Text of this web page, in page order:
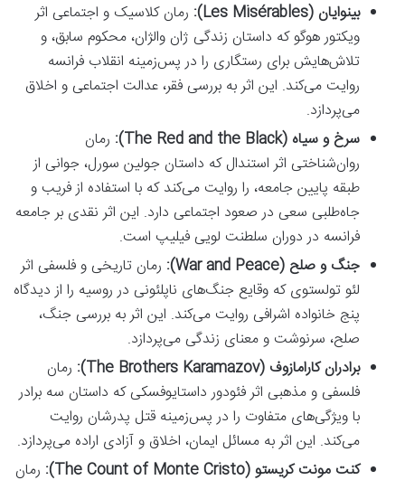
بینوایان (Les Misérables):
رمان کلاسیک و اجتماعی اثر
ویکتور هوگو که داستان زندگی ژان والژان، محکوم سابق، و
تلاش‌هایش برای رستگاری را در پس‌زمینه انقلاب فرانسه
روایت می‌کند. این اثر به بررسی فقر، عدالت اجتماعی و اخلاق
می‌پردازد.
سرخ و سیاه (The Red and the Black):
رمان
روان‌شناختی اثر استندال که داستان جولین سورل، جوانی از
طبقه پایین جامعه، را روایت می‌کند که با استفاده از فریب و
جاه‌طلبی سعی در صعود اجتماعی دارد. این اثر نقدی بر جامعه
فرانسه در دوران سلطنت لویی فیلیپ است.
جنگ و صلح (War and Peace):
رمان تاریخی و فلسفی اثر
لئو تولستوی که وقایع جنگ‌های ناپلئونی در روسیه را از دیدگاه
پنج خانواده اشرافی روایت می‌کند. این اثر به بررسی جنگ،
صلح، سرنوشت و معنای زندگی می‌پردازد.
برادران کارامازوف (The Brothers Karamazov):
رمان
فلسفی و مذهبی اثر فئودور داستایوفسکی که داستان سه برادر
با ویژگی‌های متفاوت را در پس‌زمینه قتل پدرشان روایت
می‌کند. این اثر به مسائل ایمان، اخلاق و آزادی اراده می‌پردازد.
کنت مونت کریستو (The Count of Monte Cristo):
رمان